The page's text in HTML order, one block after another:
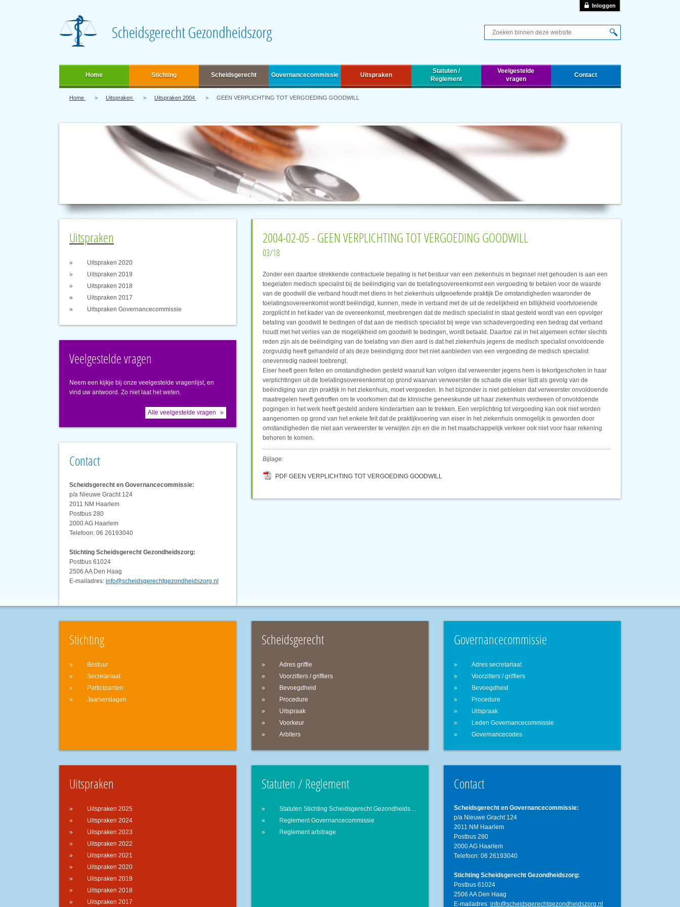
Inloggen
Q
Home Stichting Scheidsgerecht Governancecommissie Uitspraken
Statuten /
Reglement
Veelgestelde
vragen
Contact
Home Uitspraken Uitspraken 2004 GEEN VERPLICHTING TOT VERGOEDING GOODWILL
Uitspraken
Uitspraken 2020
Uitspraken 2019
Uitspraken 2018
Uitspraken 2017
Uitspraken Governancecommissie
Veelgestelde vragen
Neem een kijkje bij onze veelgestelde vragenlijst, en
vind uw antwoord. Zo niet laat het weten.
Alle veelgestelde vragen
Contact
Scheidsgerecht en Governancecommissie:
p/a Nieuwe Gracht 124
2011 NM Haarlem
Postbus 280
2000 AG Haarlem
Telefoon: 06 26193040
Stichting Scheidsgerecht Gezondheidszorg:
Postbus 61024
2506 AA Den Haag
E-mailadres: info@scheidsgerechtgezondheidszorg.nl
2004-02-05 - GEEN VERPLICHTING TOT VERGOEDING GOODWILL
03/18
Zonder een daartoe strekkende contractuele bepaling is het bestuur van een ziekenhuis in beginsel niet gehouden is aan een
toegelaten medisch specialist bij de beëindiging van de toelatingsovereenkomst een vergoeding te betalen voor de waarde
van de goodwill die verband houdt met diens in het ziekenhuis uitgeoefende praktijk De omstandigheden waaronder de
toelatingsovereenkomst wordt beëindigd, kunnen, mede in verband met de uit de redelijkheid en billijkheid voortvloeiende
zorgplicht in het kader van de overeenkomst, meebrengen dat de medisch specialist in staat gesteld wordt van een opvolger
betaling van goodwill te bedingen of dat aan de medisch specialist bij wege van schadevergoeding een bedrag dat verband
houdt met het verlies van de mogelijkheid om goodwill te bedingen, wordt betaald. Daartoe zal in het algemeen echter slechts
reden zijn als de beëindiging van de toelating van dien aard is dat het ziekenhuis jegens de medisch specialist onvoldoende
zorgvuldig heeft gehandeld of als deze beëindiging door het niet aanbieden van een vergoeding de medisch specialist
onevenredig nadeel toebrengt.
Eiser heeft geen feiten en omstandigheden gesteld waaruit kan volgen dat verweerster jegens hem is tekortgeschoten in haar
verplichtingen uit de toelatingsovereenkomst op grond waarvan verweerster de schade die eiser lijdt als gevolg van de
beëindiging van zijn praktijk in het ziekenhuis, moet vergoeden. In het bijzonder is niet gebleken dat verweerster onvoldoende
maatregelen heeft getroffen om te voorkomen dat de klinische geneeskunde uit haar ziekenhuis verdween of onvoldoende
pogingen in het werk heeft gesteld andere kinderartsen aan te trekken. Een verplichting tot vergoeding kan ook niet worden
aangenomen op grond van het enkele feit dat de praktijkvoering van eiser in het ziekenhuis onmogelijk is geworden door
omstandigheden die niet aan verweerster te verwijten zijn en die in het maatschappelijk verkeer ook niet voor haar rekening
behoren te komen.
Bijlage:
PDF GEEN VERPLICHTING TOT VERGOEDING GOODWILL
Stichting
Bestuur
Secretariaat
Participanten
Jaarverslagen
Scheidsgerecht
Adres griffie
Voorzitters / griffiers
Bevoegdheid
Procedure
Uitspraak
Voorkeur
Arbiters
Governancecommissie
Adres secretariaat
Voorzitters / griffiers
Bevoegdheid
Procedure
Uitspraak
Leden Governancecommissie
Governancecodes
Uitspraken
Uitspraken 2025
Uitspraken 2024
Uitspraken 2023
Uitspraken 2022
Uitspraken 2021
Uitspraken 2020
Uitspraken 2019
Uitspraken 2018
Uitspraken 2017
Statuten / Reglement
Statuten Stichting Scheidsgerecht Gezondheidszorg
Reglement Governancecommissie
Reglement arbitrage
Contact
Scheidsgerecht en Governancecommissie:
p/a Nieuwe Gracht 124
2011 NM Haarlem
Postbus 280
2000 AG Haarlem
Telefoon: 06 26193040
Stichting Scheidsgerecht Gezondheidszorg:
Postbus 61024
2506 AA Den Haag
E-mailadres: info@scheidsgerechtgezondheidszorg.nl